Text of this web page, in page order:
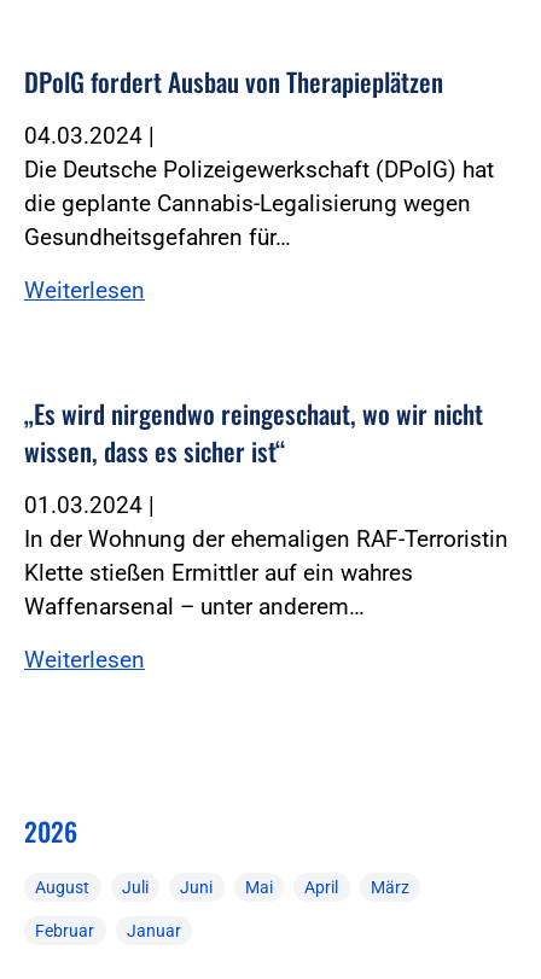
DPolG fordert Ausbau von Therapieplätzen
04.03.2024 |
Die Deutsche Polizeigewerkschaft (DPolG) hat
die geplante Cannabis-Legalisierung wegen
Gesundheitsgefahren für…
Weiterlesen
„Es wird nirgendwo reingeschaut, wo wir nicht
wissen, dass es sicher ist“
01.03.2024 |
In der Wohnung der ehemaligen RAF-Terroristin
Klette stießen Ermittler auf ein wahres
Waffenarsenal – unter anderem…
Weiterlesen
2026
August Juli Juni Mai April März
Februar Januar